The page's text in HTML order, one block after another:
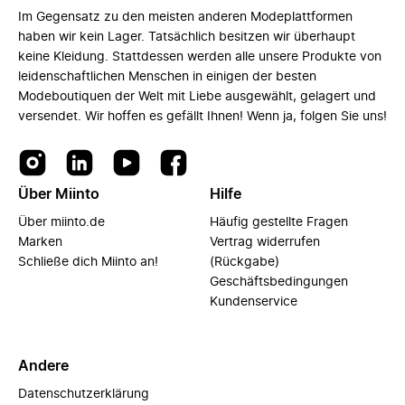
Im Gegensatz zu den meisten anderen Modeplattformen
haben wir kein Lager. Tatsächlich besitzen wir überhaupt
keine Kleidung. Stattdessen werden alle unsere Produkte von
leidenschaftlichen Menschen in einigen der besten
Modeboutiquen der Welt mit Liebe ausgewählt, gelagert und
versendet. Wir hoffen es gefällt Ihnen! Wenn ja, folgen Sie uns!
Über Miinto
Über miinto.de
Marken
Schließe dich Miinto an!
Hilfe
Häufig gestellte Fragen
Vertrag widerrufen
(Rückgabe)
Geschäftsbedingungen
Kundenservice
Andere
Datenschutzerklärung